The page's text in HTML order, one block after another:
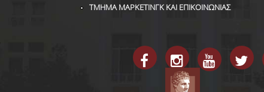
ΤΜΗΜΑ ΜΑΡΚΕΤΙΝΓΚ ΚΑΙ ΕΠΙΚΟΙΝΩΝΙΑΣ